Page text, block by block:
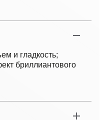
и гладкость;
бриллиантового